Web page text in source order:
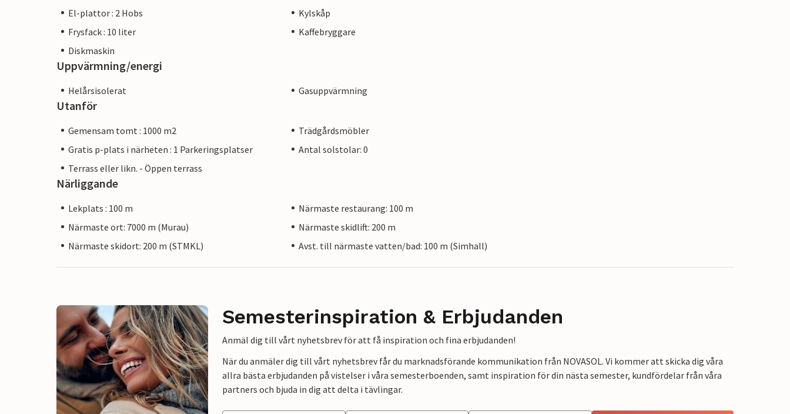
El-plattor : 2 Hobs
Kylskåp
Frysfack : 10 liter
Kaffebryggare
Diskmaskin
Uppvärmning/energi
Helårsisolerat Gasuppvärmning
Utanför
Gemensam tomt : 1000 m2
Trädgårdsmöbler
Gratis p-plats i närheten : 1 Parkeringsplatser
Antal solstolar: 0
Terrass eller likn. - Öppen terrass
Närliggande
Lekplats : 100 m
Närmaste restaurang: 100 m
Närmaste ort: 7000 m (Murau)
Närmaste skidlift: 200 m
Närmaste skidort: 200 m (STMKL)
Avst. till närmaste vatten/bad: 100 m (Simhall)
Semesterinspiration & Erbjudanden
Anmäl dig till vårt nyhetsbrev för att få inspiration och fina erbjudanden!
När du anmäler dig till vårt nyhetsbrev får du marknadsförande kommunikation från NOVASOL. Vi kommer att skicka dig våra
allra bästa erbjudanden på vistelser i våra semesterboenden, samt inspiration för din nästa semester, kundfördelar från våra
partners och bjuda in dig att delta i tävlingar.